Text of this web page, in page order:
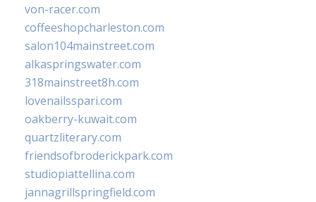
von-racer.com
coffeeshopcharleston.com
salon104mainstreet.com
alkaspringswater.com
318mainstreet8h.com
lovenailsspari.com
oakberry-kuwait.com
quartzliterary.com
friendsofbroderickpark.com
studiopiattellina.com
jannagrillspringfield.com